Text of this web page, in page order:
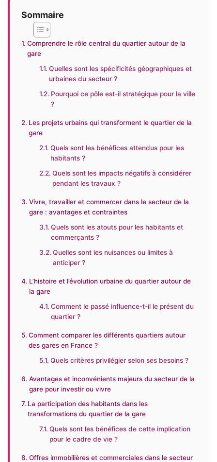
Sommaire
Comprendre le rôle central du quartier autour de la
gare
Quelles sont les spécificités géographiques et
urbaines du secteur ?
Pourquoi ce pôle est-il stratégique pour la ville
?
Les projets urbains qui transforment le quartier de la
gare
Quels sont les bénéfices attendus pour les
habitants ?
Quels sont les impacts négatifs à considérer
pendant les travaux ?
Vivre, travailler et commercer dans le secteur de la
gare : avantages et contraintes
Quels sont les atouts pour les habitants et
commerçants ?
Quelles sont les nuisances ou limites à
anticiper ?
L’histoire et l’évolution urbaine du quartier autour de
la gare
Comment le passé influence-t-il le présent du
quartier ?
Comment comparer les différents quartiers autour
des gares en France ?
Quels critères privilégier selon ses besoins ?
Avantages et inconvénients majeurs du secteur de la
gare pour investir ou vivre
La participation des habitants dans les
transformations du quartier de la gare
Quels sont les bénéfices de cette implication
pour le cadre de vie ?
Offres immobilières et commerciales dans le secteur